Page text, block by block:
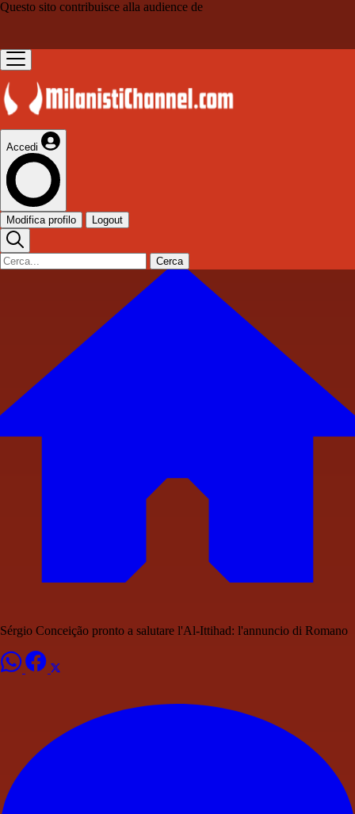
Questo sito contribuisce alla audience de
Accedi
Modifica profilo Logout
Cerca
Sérgio Conceição pronto a salutare l'Al-Ittihad: l'annuncio di Romano